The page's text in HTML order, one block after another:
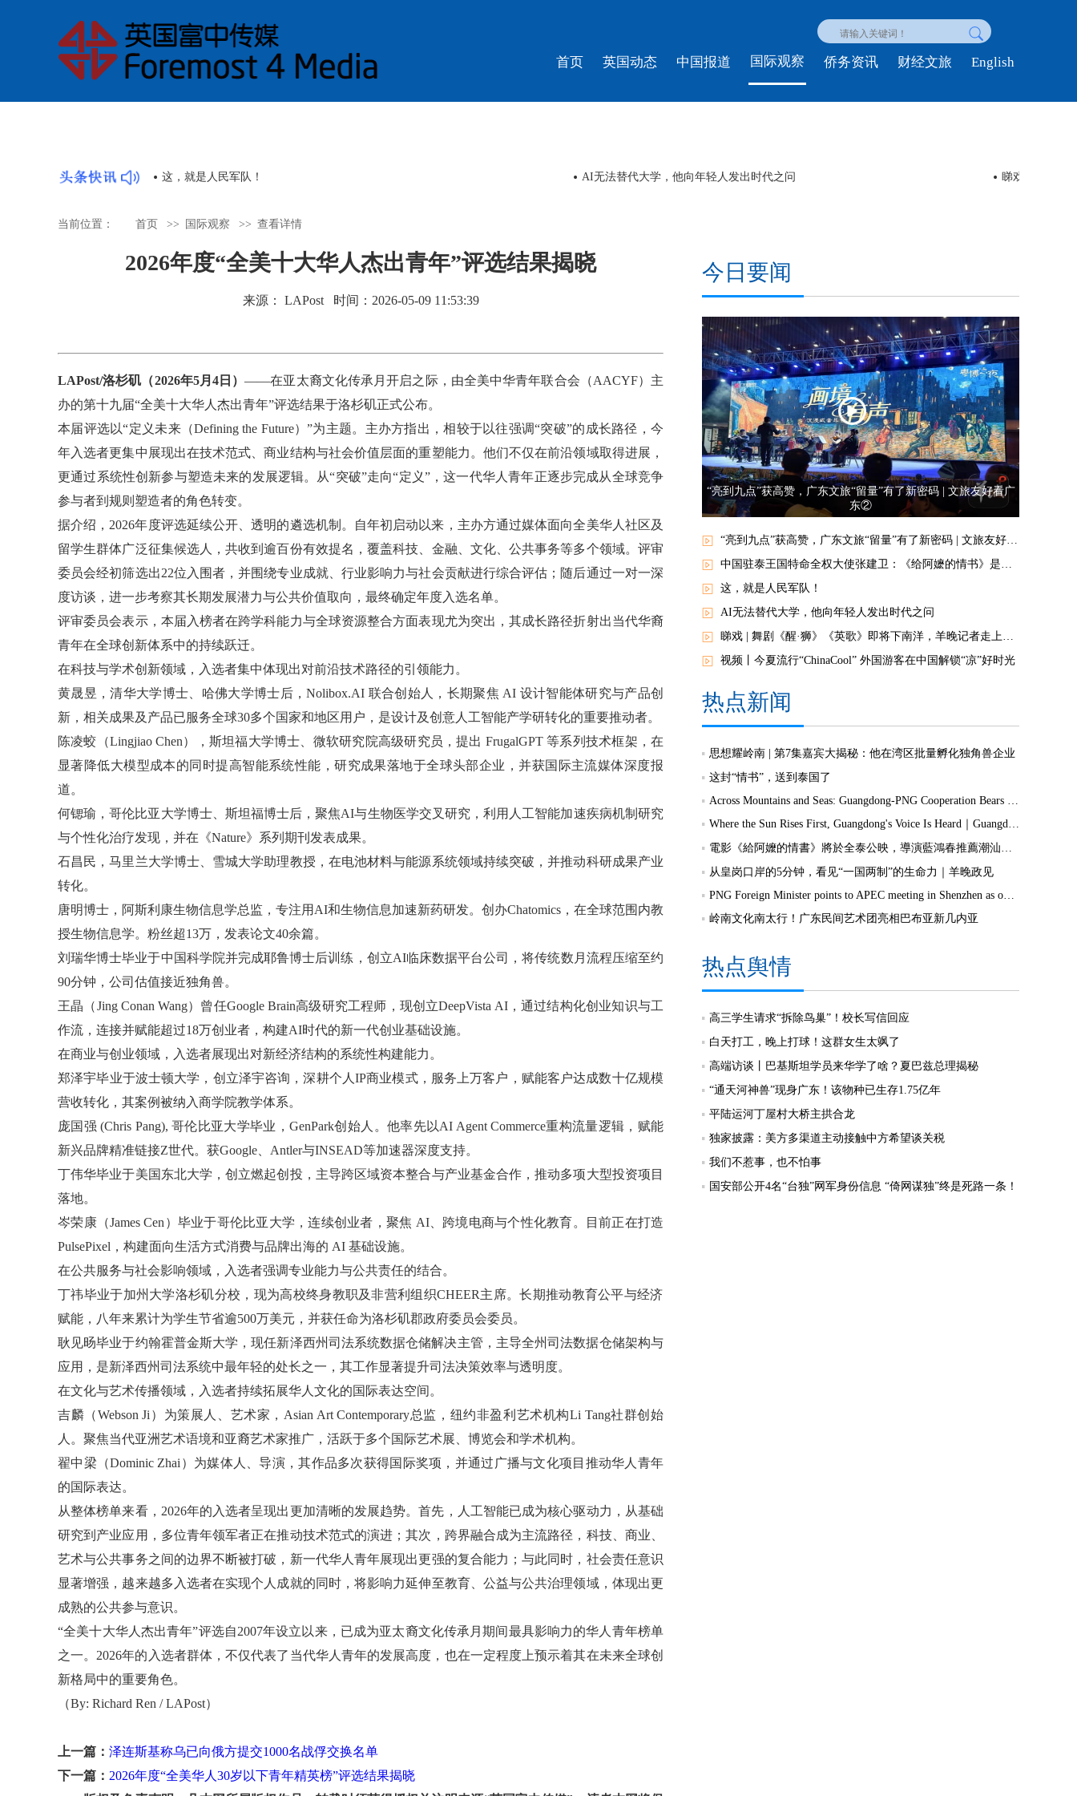
首页 英国动态 中国报道 国际观察 侨务资讯 财经文旅 English
AI无法替代大学，他向年轻人发出时代之问 睇戏 | 舞剧《醒·狮》《英歌》即将下南洋，羊晚记者走上舞台体验白金狮头 视频丨今夏流行
当前位置： 首页 >> 国际观察 >> 查看详情
2026年度“全美十大华人杰出青年”评选结果揭晓
来源： LAPost 时间：2026-05-09 11:53:39
LAPost/洛杉矶（2026年5月4日）——在亚太裔文化传承月开启之际，由全美中华青年联合会（AACYF）主
办的第十九届“全美十大华人杰出青年”评选结果于洛杉矶正式公布。
本届评选以“定义未来（Defining the Future）”为主题。主办方指出，相较于以往强调“突破”的成长路径，今
年入选者更集中展现出在技术范式、商业结构与社会价值层面的重塑能力。他们不仅在前沿领域取得进展，
更通过系统性创新参与塑造未来的发展逻辑。从“突破”走向“定义”，这一代华人青年正逐步完成从全球竞争
参与者到规则塑造者的角色转变。
据介绍，2026年度评选延续公开、透明的遴选机制。自年初启动以来，主办方通过媒体面向全美华人社区及
留学生群体广泛征集候选人，共收到逾百份有效提名，覆盖科技、金融、文化、公共事务等多个领域。评审
委员会经初筛选出22位入围者，并围绕专业成就、行业影响力与社会贡献进行综合评估；随后通过一对一深
度访谈，进一步考察其长期发展潜力与公共价值取向，最终确定年度入选名单。
评审委员会表示，本届入榜者在跨学科能力与全球资源整合方面表现尤为突出，其成长路径折射出当代华裔
青年在全球创新体系中的持续跃迁。
在科技与学术创新领域，入选者集中体现出对前沿技术路径的引领能力。
黄晟昱，清华大学博士、哈佛大学博士后，Nolibox.AI 联合创始人，长期聚焦 AI 设计智能体研究与产品创
新， 相关成果及产品已服务全球30多个国家和地区用户， 是设计及创意人工智能产学研转化的重要推动者。
陈凌蛟（Lingjiao Chen），斯坦福大学博士、微软研究院高级研究员，提出 FrugalGPT 等系列技术框架，在
显著降低大模型成本的同时提高智能系统性能，研究成果落地于全球头部企业，并获国际主流媒体深度报
道。
何锶瑜，哥伦比亚大学博士、斯坦福博士后，聚焦AI与生物医学交叉研究，利用人工智能加速疾病机制研究
与个性化治疗发现，并在《Nature》系列期刊发表成果。
石昌民，马里兰大学博士、雪城大学助理教授，在电池材料与能源系统领域持续突破，并推动科研成果产业
转化。
唐明博士，阿斯利康生物信息学总监，专注用AI和生物信息加速新药研发。创办Chatomics，在全球范围内教
授生物信息学。粉丝超13万，发表论文40余篇。
刘瑞华博士毕业于中国科学院并完成耶鲁博士后训练，创立AI临床数据平台公司，将传统数月流程压缩至约
90分钟，公司估值接近独角兽。
王晶（Jing Conan Wang）曾任Google Brain高级研究工程师，现创立DeepVista AI，通过结构化创业知识与工
作流， 连接并赋能超过18万创业者， 构建AI时代的新一代创业基础设施。
在商业与创业领域，入选者展现出对新经济结构的系统性构建能力。
郑泽宇毕业于波士顿大学，创立泽宇咨询，深耕个人IP商业模式，服务上万客户，赋能客户达成数十亿规模
营收转化，其案例被纳入商学院教学体系。
庞国强 (Chris Pang), 哥伦比亚大学毕业，GenPark创始人。他率先以AI Agent Commerce重构流量逻辑，赋能
新兴品牌精准链接Z世代。 获Google、Antler与INSEAD等加速器深度支持。
丁伟华毕业于美国东北大学，创立燃起创投，主导跨区域资本整合与产业基金合作，推动多项大型投资项目
落地。
岑荣康（James Cen）毕业于哥伦比亚大学，连续创业者，聚焦 AI、跨境电商与个性化教育。目前正在打造
PulsePixel，构建面向生活方式消费与品牌出海的 AI 基础设施。
在公共服务与社会影响领域，入选者强调专业能力与公共责任的结合。
丁祎毕业于加州大学洛杉矶分校， 现为高校终身教职及非营利组织CHEER主席。长期推动教育公平与经济
赋能， 八年来累计为学生节省逾500万美元， 并获任命为洛杉矶郡政府委员会委员。
耿见旸毕业于约翰霍普金斯大学，现任新泽西州司法系统数据仓储解决主管， 主导全州司法数据仓储架构与
应用， 是新泽西州司法系统中最年轻的处长之一，其工作显著提升司法决策效率与透明度。
在文化与艺术传播领域，入选者持续拓展华人文化的国际表达空间。
吉麟（Webson Ji）为策展人、艺术家，Asian Art Contemporary总监，纽约非盈利艺术机构Li Tang社群创始
人。聚焦当代亚洲艺术语境和亚裔艺术家推广， 活跃于多个国际艺术展、 博览会和学术机构。
翟中梁（Dominic Zhai）为媒体人、导演，其作品多次获得国际奖项，并通过广播与文化项目推动华人青年
的国际表达。
从整体榜单来看，2026年的入选者呈现出更加清晰的发展趋势。首先，人工智能已成为核心驱动力，从基础
研究到产业应用，多位青年领军者正在推动技术范式的演进；其次，跨界融合成为主流路径，科技、商业、
艺术与公共事务之间的边界不断被打破，新一代华人青年展现出更强的复合能力；与此同时，社会责任意识
显著增强，越来越多入选者在实现个人成就的同时，将影响力延伸至教育、公益与公共治理领域，体现出更
成熟的公共参与意识。
“全美十大华人杰出青年”评选自2007年设立以来，已成为亚太裔文化传承月期间最具影响力的华人青年榜单
之一。2026年的入选者群体，不仅代表了当代华人青年的发展高度，也在一定程度上预示着其在未来全球创
新格局中的重要角色。
（By: Richard Ren / LAPost）
上一篇： 泽连斯基称乌已向俄方提交1000名战俘交换名单
下一篇： 2026年度“全美华人30岁以下青年精英榜”评选结果揭晓
今日要闻
“亮到九点”获高赞，广东文旅“留量”有了新密码 | 文旅友好看广
东②
“亮到九点”获高赞，广东文旅“留量”有了新密码 | 文旅友好看广东②
中国驻泰王国特命全权大使张建卫：《给阿嬷的情书》是讲好中国故事的好抓手
这，就是人民军队！
AI无法替代大学，他向年轻人发出时代之问
睇戏 | 舞剧《醒·狮》《英歌》即将下南洋，羊晚记者走上舞台体验白金狮头
视频丨今夏流行“ChinaCool” 外国游客在中国解锁“凉”好时光
热点新闻
思想耀岭南 | 第7集嘉宾大揭秘：他在湾区批量孵化独角兽企业
这封“情书”，送到泰国了
Across Mountains and Seas: Guangdong-PNG Cooperation Bears Fruit
Where the Sun Rises First, Guangdong's Voice Is Heard｜Guangdong media, Samoa MCIT sign deal to bring Canton Today to TV9
電影《給阿嬤的情書》將於全泰公映，導演藍鴻春推薦潮汕美景美食
从皇岗口岸的5分钟，看见“一国两制”的生命力｜羊晚政见
PNG Foreign Minister points to APEC meeting in Shenzhen as opportunity to deepen bilateral ties
岭南文化南太行！广东民间艺术团亮相巴布亚新几内亚
热点舆情
高三学生请求“拆除鸟巢”！校长写信回应
白天打工，晚上打球！这群女生太飒了
高端访谈丨巴基斯坦学员来华学了啥？夏巴兹总理揭秘
“通天河神兽”现身广东！该物种已生存1.75亿年
平陆运河丁屋村大桥主拱合龙
独家披露：美方多渠道主动接触中方希望谈关税
我们不惹事，也不怕事
国安部公开4名“台独”网军身份信息 “倚网谋独”终是死路一条！